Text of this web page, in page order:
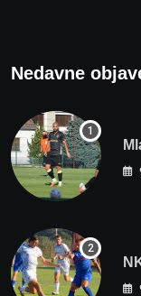
Nedavne